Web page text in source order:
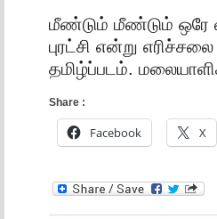
மீண்டும் மீண்டும் ஒரே
புரட்சி என்று
தமிழ்ப்படம்.
Share :
Facebook X